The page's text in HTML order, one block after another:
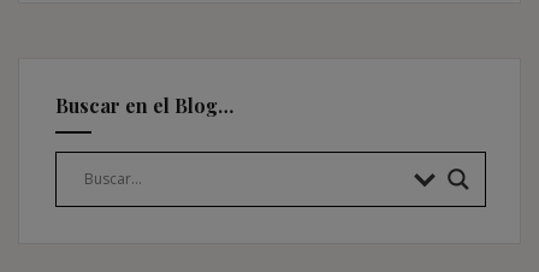
Buscar en el Blog…